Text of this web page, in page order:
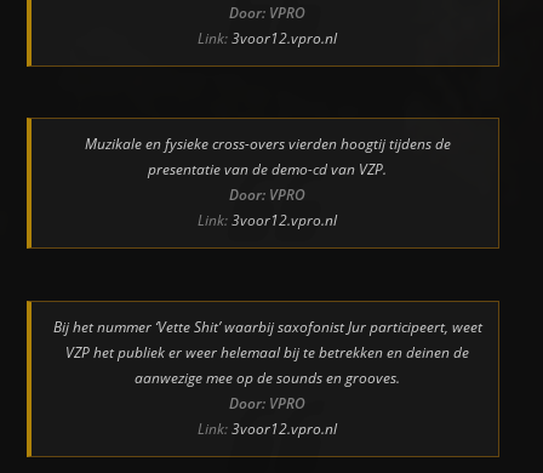
Door: VPRO
Link:3voor12.vpro.nl
Muzikale en fysieke cross-overs vierden hoogtij tijdens de
presentatie van de demo-cd van VZP.
Door: VPRO
Link:3voor12.vpro.nl
Bij het nummer ‘Vette Shit’ waarbij saxofonist Jur participeert, weet
VZP het publiek er weer helemaal bij te betrekken en deinen de
aanwezige mee op de sounds en grooves.
Door: VPRO
Link:3voor12.vpro.nl